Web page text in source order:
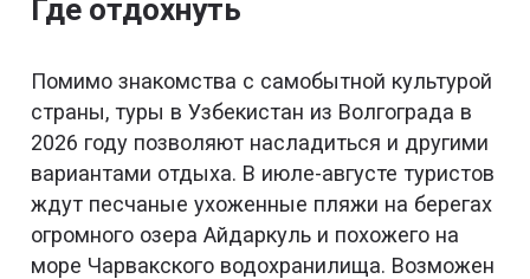
Где отдохнуть
Помимо знакомства с самобытной культурой
страны, туры в Узбекистан из Волгограда в
2026 году позволяют насладиться и другими
вариантами отдыха. В июле-августе туристов
ждут песчаные ухоженные пляжи на берегах
огромного озера Айдаркуль и похожего на
море Чарвакского водохранилища. Возможен